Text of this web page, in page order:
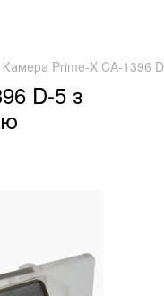
Камера Prime-X CA-1396
D-5 з